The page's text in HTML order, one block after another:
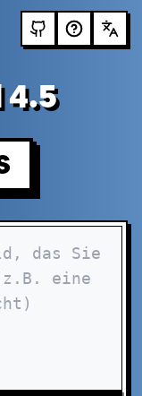
4.5